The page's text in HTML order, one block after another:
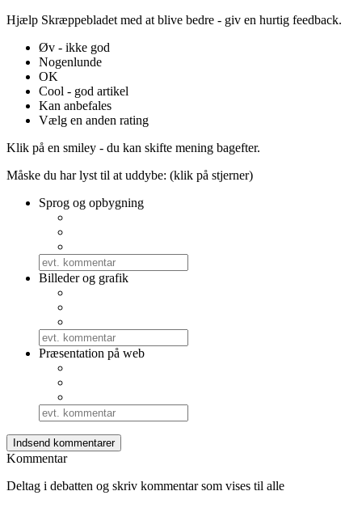
Hjælp Skræppebladet med at blive bedre - giv en hurtig feedback.
Øv - ikke god
Nogenlunde
OK
Cool - god artikel
Kan anbefales
Vælg en anden rating
Klik på en smiley - du kan skifte mening bagefter.
Måske du har lyst til at uddybe: (klik på stjerner)
Sprog og opbygning
Billeder og grafik
Præsentation på web
Kommentar
Deltag i debatten og skriv kommentar som vises til alle